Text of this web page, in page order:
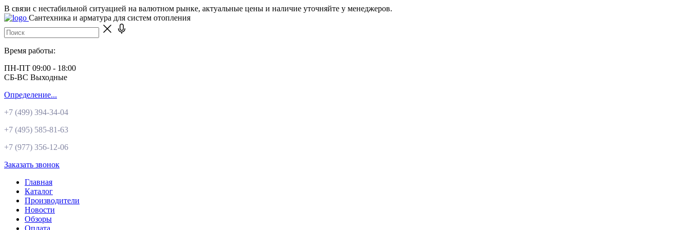
В связи с нестабильной ситуацией на валютном рынке, актуальные цены и наличие уточняйте у менеджеров.
Сантехника и арматура для систем отопления
Время работы:
ПН-ПТ 09:00 - 18:00
СБ-ВС Выходные
Определение...
+7 (499) 394-34-04
+7 (495) 585-81-63
+7 (977) 356-12-06
Заказать звонок
Главная
Каталог
Производители
Новости
Обзоры
Оплата